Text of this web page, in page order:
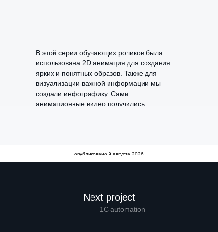
В этой серии обучающих роликов была
использована 2D анимация для создания
ярких и понятных образов. Также для
визуализации важной информации мы
создали инфографику. Сами
анимационные видео получились
опубликовано 9 августа 2026
1C automation
Next project